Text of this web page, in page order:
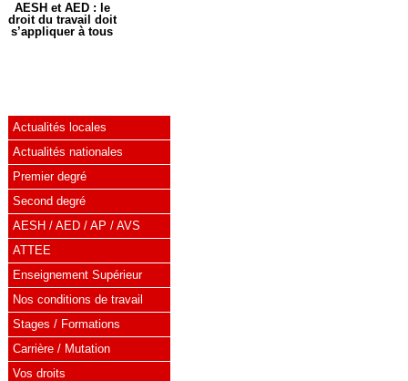
AESH et AED : le
droit du travail doit
s’appliquer à tous
Actualités locales
Actualités nationales
Premier degré
Second degré
AESH / AED / AP / AVS
ATTEE
Enseignement Supérieur
Nos conditions de travail
Stages / Formations
Carrière / Mutation
Vos droits